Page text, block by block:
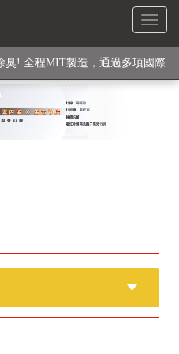
Toggle
能貼身衣物No. 1
臭! 全程MIT製造，通過多項國際
能量護膝! 支撐. 包覆感. 超透氣.